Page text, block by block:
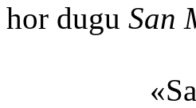
hor dugu San
«San